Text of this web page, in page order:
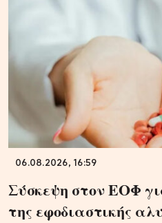
06.08.2026, 16:59
Σύσκεψη στον ΕΟΦ
της εφοδιαστικής